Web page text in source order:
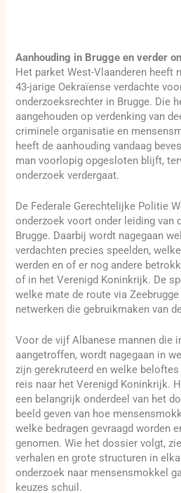
Aanhouding in Brugge en verder
Het parket West-Vlaanderen heeft
43-jarige Oekraïense verdachte
onderzoeksrechter in Brugge. Die
aangehouden op verdenking van
criminele organisatie en
heeft de aanhouding vandaag
man voorlopig opgesloten blijft,
onderzoek verdergaat.
De Federale Gerechtelijke Politie
onderzoek voort onder leiding van
Brugge. Daarbij wordt nagegaan
verdachten precies speelden,
werden en of er nog andere
of in het Verenigd Koninkrijk. De
welke mate de route via
netwerken die gebruikmaken van
Voor de vijf Albanese mannen die
aangetroffen, wordt nagegaan in
zijn gerekruteerd en welke
reis naar het Verenigd Koninkrijk.
een belangrijk onderdeel van het
beeld geven van hoe
welke bedragen gevraagd worden
genomen. Wie het dossier volgt,
verhalen en grote structuren in
onderzoek naar mensensmokkel
keuzes schuil.